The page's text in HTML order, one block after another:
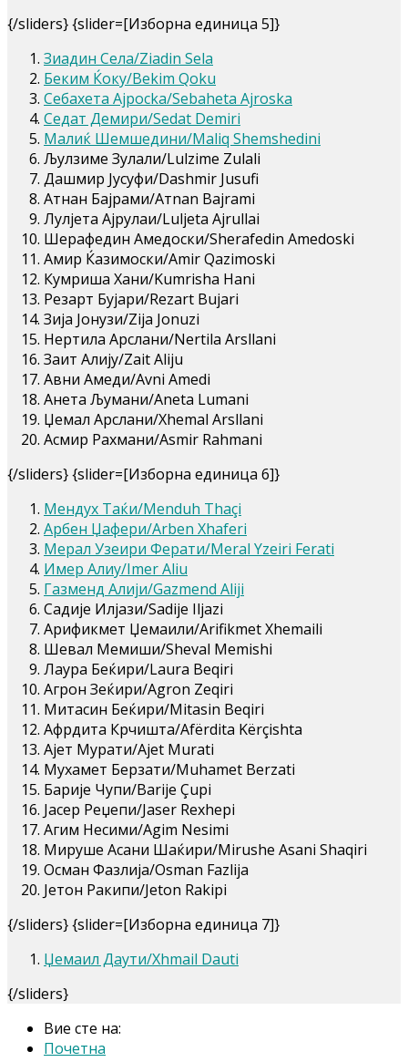
{/sliders} {slider=[Изборна единица 5]}
Зиадин Села/Ziadin Sela
Беким Ќоку/Bekim Qoku
Себахета Ајросkа/Sebaheta Ajroska
Седат Демири/Sedat Demiri
Малиќ Шемшедини/Maliq Shemshedini
Љулзиме Зулали/Lulzime Zulali
Дашмир Јусуфи/Dashmir Jusufi
Атнан Бајрами/Aтnan Bajrami
Лулјета Ајрулаи/Luljeta Ajrullai
Шерафедин Амедоски/Sherafedin Amedoski
Амир Ќазимоски/Amir Qazimoski
Кумриша Хани/Kumrisha Hani
Резарт Бујари/Rezart Bujari
Зија Јонузи/Zija Jonuzi
Нертила Арслани/Nertila Arsllani
Заит Алију/Zait Aliju
Авни Амеди/Avni Amedi
Анета Љумани/Aneta Lumani
Џемал Арслани/Xhemal Arsllani
Асмир Рахмани/Asmir Rahmani
{/sliders} {slider=[Изборна единица 6]}
Mендух Tаќи/Menduh Thaçi
Арбен Џафери/Arben Xhaferi
Мерал Узеири Ферати/Meral Yzeiri Ferati
Имер Алиу/Imer Aliu
Газменд Алији/Gazmend Aliji
Садије Илјази/Sadije Iljazi
Арификмет Џемаили/Arifikmet Xhemaili
Шевал Мемиши/Sheval Memishi
Лаура Беќири/Laura Beqiri
Агрон Зеќири/Agron Zeqiri
Митасин Беќири/Mitasin Beqiri
Афрдита Крчишта/Afërdita Kërçishta
Ајет Мурати/Ajet Murati
Мухамет Берзати/Muhamet Berzati
Барије Чупи/Barije Çupi
Јасер Реџепи/Jaser Rexhepi
Агим Несими/Agim Nesimi
Мируше Асани Шаќири/Mirushe Asani Shaqiri
Осман Фазлија/Osman Fazlija
Јетон Ракипи/Jeton Rakipi
{/sliders} {slider=[Изборна единица 7]}
Џемаил Даути/Xhmail Dauti
{/sliders}
Вие сте на:
Почетна